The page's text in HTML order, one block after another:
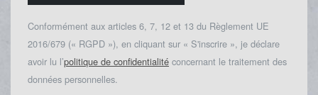
Conformément aux articles 6, 7, 12 et 13 du Règlement UE
2016/679 (« RGPD »), en cliquant sur « S'inscrire », je déclare
avoir lu l’politique de confidentialité concernant le traitement des
données personnelles.